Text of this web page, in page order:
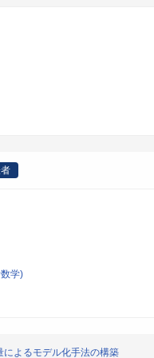
学)
よるモデル化手法の構築